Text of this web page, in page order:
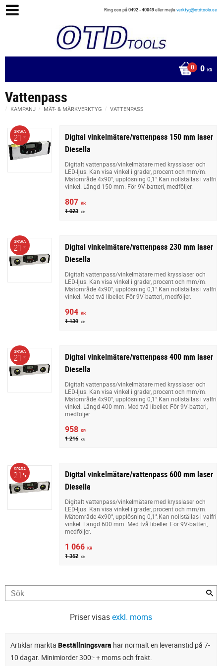
Ring oss på0492 - 40049eller mejlaverktyg@otdtools.se
0 KR
Vattenpass
KAMPANJ MÄT- & MÄRKVERKTYG VATTENPASS
Digital vinkelmätare/vattenpass 150 mm laser
Diesella
Digitalt vattenpass/vinkelmätare med krysslaser och
LED-ljus. Kan visa vinkel i grader, procent och mm/m.
Mätområde 4x90°, upplösning 0,1°.Kan nollställas i valfri
vinkel. Längd 150 mm. För 9V-batteri, medföljer.
807 KR
1 023 KR
SPARA
21 %
Digital vinkelmätare/vattenpass 230 mm laser
Diesella
Digitalt vattenpass/vinkelmätare med krysslaser och
LED-ljus. Kan visa vinkel i grader, procent och mm/m.
Mätområde 4x90°, upplösning 0,1°.Kan nollställas i valfri
vinkel. Med två libeller. För 9V-batteri, medföljer.
904 KR
1 139 KR
SPARA
21 %
Digital vinkelmätare/vattenpass 400 mm laser
Diesella
Digitalt vattenpass/vinkelmätare med krysslaser och
LED-ljus. Kan visa vinkel i grader, procent och mm/m.
Mätområde 4x90°, upplösning 0,1°.Kan nollställas i valfri
vinkel. Längd 400 mm. Med två libeller. För 9V-batteri,
medföljer.
958 KR
1 216 KR
SPARA
21 %
Digital vinkelmätare/vattenpass 600 mm laser
Diesella
Digitalt vattenpass/vinkelmätare med krysslaser och
LED-ljus. Kan visa vinkel i grader, procent och mm/m.
Mätområde 4x90°, upplösning 0,1°.Kan nollställas i valfri
vinkel. Längd 600 mm. Med två libeller. För 9V-batteri,
medföljer.
1 066 KR
1 352 KR
SPARA
21 %
Priser visasexkl. moms
Artiklar märkta Beställningsvara har normalt en leveranstid på 7-
10 dagar. Minimiorder 300:- + moms och frakt.